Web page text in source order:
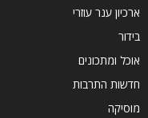
ארכיון ענר עוזרי
בידור
אוכל ומתכונים
חדשות התרבות
מוסיקה